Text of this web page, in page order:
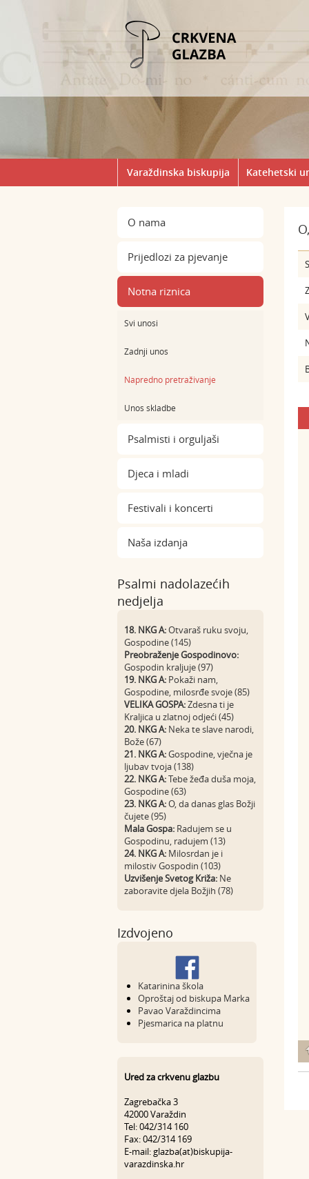
Varaždinska biskupija Katehetski
O nama
Prijedlozi za pjevanje
Notna riznica
Svi unosi
Zadnji unos
Napredno pretraživanje
Unos skladbe
Psalmisti i orguljaši
Djeca i mladi
Festivali i koncerti
Naša izdanja
Psalmi nadolazećih
nedjelja
18. NKG A:Otvaraš ruku svoju,
Gospodine (145)
Preobraženje Gospodinovo:
Gospodin kraljuje (97)
19. NKG A: Pokaži nam,
Gospodine, milosrđe svoje (85)
VELIKA GOSPA:Zdesna ti je
Kraljica u zlatnoj odjeći (45)
20. NKG A: Neka te slave narodi,
Bože (67)
21. NKG A:Gospodine, vječna je
ljubav tvoja (138)
22. NKG A:Tebe žeđa duša moja,
Gospodine (63)
23. NKG A:O, da danas glas Božji
čujete (95)
Mala Gospa: Radujem se u
Gospodinu, radujem (13)
24. NKG A: Milosrdan je i
milostiv Gospodin (103)
Uzvišenje Svetog Križa: Ne
zaboravite djela Božjih (78)
Izdvojeno
Katarinina škola
Oproštaj od biskupa Marka
Pavao Varaždincima
Pjesmarica na platnu
Ured za crkvenu glazbu
Zagrebačka 3
42000 Varaždin
Tel: 042/314 160
Fax: 042/314 169
E-mail: glazba(at)biskupija-
varazdinska.hr